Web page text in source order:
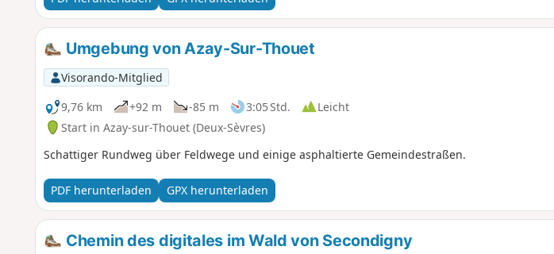
Umgebung von Azay-Sur-Thouet
Visorando-Mitglied
9,76 km
+92 m -85 m 3:05 Std.
Leicht
Start in Azay-sur-Thouet (Deux-Sèvres)
Schattiger Rundweg über Feldwege und einige asphaltierte Gemeindestraßen.
PDF herunterladen GPX herunterladen
Chemin des digitales im Wald von Secondigny